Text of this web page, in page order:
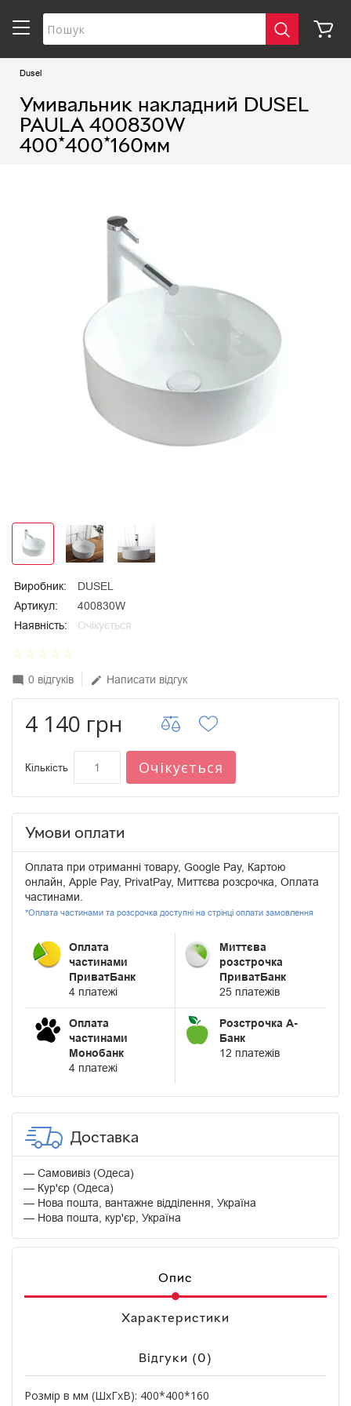
Dusel
Умивальник накладний DUSEL
PAULA 400830W
400*400*160мм
Виробник:
DUSEL
Артикул:
400830W
Наявність:
Очікується
star_border star_border star_border star_border star_border
mode_comment 0 відгуків edit Написати відгук
4 140 грн
Кількість Очікується
Умови оплати
Оплата при отриманні товару, Google Pay, Картою
онлайн, Apple Pay, PrivatPay, Миттєва розсрочка, Оплата
частинами.
*Оплата частинами та розсрочка доступні на стрінці оплати замовлення
Оплата
частинами
ПриватБанк
4 платежі
Миттєва
розстрочка
ПриватБанк
25 платежів
Оплата
частинами
Монобанк
4 платежі
Розстрочка А-
Банк
12 платежів
Доставка
Самовивіз (Одеса)
Кур'єр (Одеса)
Нова пошта, вантажне відділення, Україна
Нова пошта, кур'єр, Україна
Опис
Характеристики
Відгуки (0)
Розмір в мм (ШхГхВ): 400*400*160